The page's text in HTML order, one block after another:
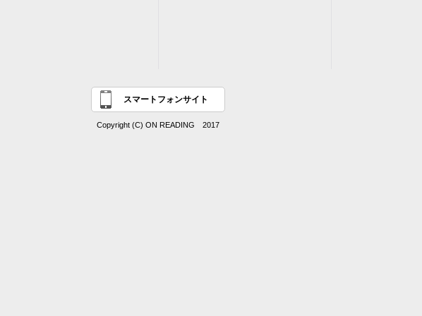
スマートフォンサイト
Copyright (C) ON READING 2017